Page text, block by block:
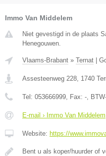
Immo Van Middelem
Niet gevestigd in de plaats
Henegouwen.
Vlaams-Brabant » Ternat
Assesteenweg 228 1740
Tel: 053666999 , Fax: - ,
E-mail › Immo Van Middelem
Website: https://
Bent u als koper/huurder of